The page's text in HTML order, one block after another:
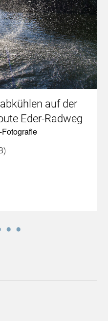
auf der
Eder-Radweg